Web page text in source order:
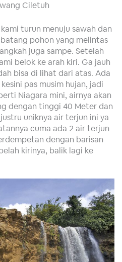
Ciletuh
turun menuju sawah dan
pohon yang melintas
juga sampe. Setelah
belok ke arah kiri. Ga jauh
bisa di lihat dari atas. Ada
pas musim hujan, jadi
Niagara mini, airnya akan
dengan tinggi 40 Meter dan
uniknya air terjun ini ya
cuma ada 2 air terjun
dengan barisan
kirinya, balik lagi ke